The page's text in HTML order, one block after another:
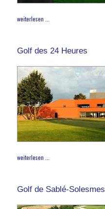
weiterlesen ...
Golf des 24 Heures
weiterlesen ...
Golf de Sablé-Solesmes